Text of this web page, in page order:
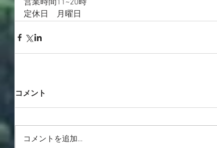
営業時間11~20時
定休日　月曜日
コメント
コメントを追加…